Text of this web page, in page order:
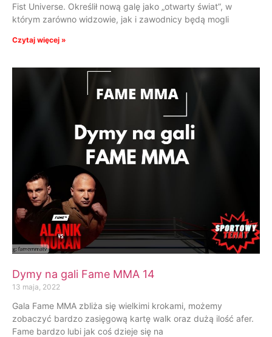
Fist Universe. Określił nową galę jako „otwarty świat”, w
którym zarówno widzowie, jak i zawodnicy będą mogli
Czytaj więcej »
Dymy na gali Fame MMA 14
13 maja, 2022
Gala Fame MMA zbliża się wielkimi krokami, możemy
zobaczyć bardzo zasięgową kartę walk oraz dużą ilość afer.
Fame bardzo lubi jak coś dzieje się na